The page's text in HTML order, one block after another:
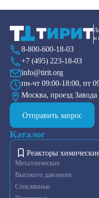
и
8-800-600-18-03
+7 (495) 223-18-03
info@tirit.org
пн-чт 09:00-18:00, пт
Москва, проезд
Отправить запрос
Каталог
Реакторы
Металлические
Высокого давления
Стеклянные